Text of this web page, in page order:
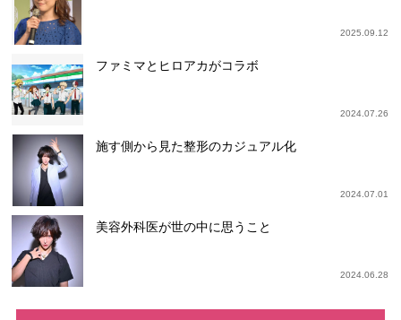
2025.09.12
ファミマとヒロアカがコラボ
2024.07.26
施す側から見た整形のカジュアル化
2024.07.01
美容外科医が世の中に思うこと
2024.06.28